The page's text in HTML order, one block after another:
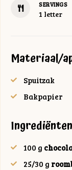
SERVINGS
1 letter
Materiaal/
Spuitzak
Bakpapier
Ingrediënten
100 g
25/30 g